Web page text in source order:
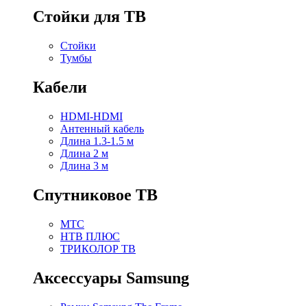
Стойки для ТВ
Стойки
Тумбы
Кабели
HDMI-HDMI
Антенный кабель
Длина 1.3-1.5 м
Длина 2 м
Длина 3 м
Спутниковое ТВ
МТС
НТВ ПЛЮС
ТРИКОЛОР ТВ
Аксессуары Samsung